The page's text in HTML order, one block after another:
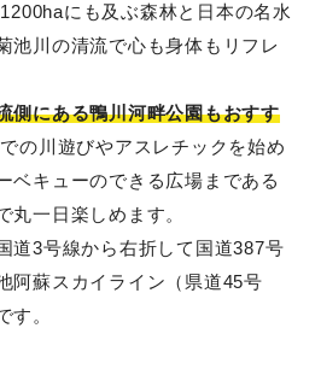
にも及ぶ森林と日本の名水
池川の清流で心も身体もリフレ
側にある鴨川河畔公園もおすす
の川遊びやアスレチックを始め
ベキューのできる広場まである
丸一日楽しめます。
道3号線から右折して国道387号
阿蘇スカイライン（県道45号
す。